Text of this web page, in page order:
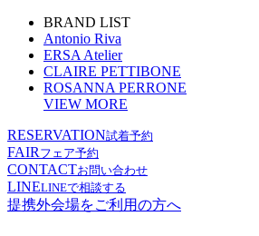
BRAND LIST
Antonio Riva
ERSA Atelier
CLAIRE PETTIBONE
ROSANNA PERRONE
VIEW MORE
RESERVATION試着予約
FAIR フェア予約
CONTACTお問い合わせ
LINELINEで相談する
提携外会場をご利用の方へ